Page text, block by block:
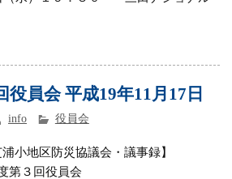
役員会 平成19年11月17日
info 役員会
地区防災協議会・議事録】
第３回役員会